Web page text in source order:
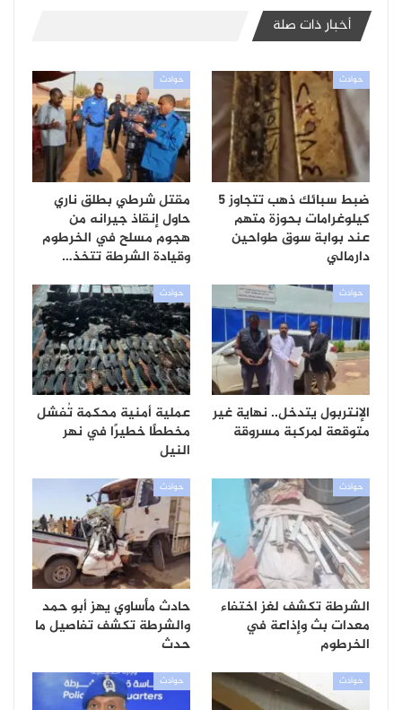
أخبار ذات صلة
حوادث
ضبط سبائك ذهب تتجاوز 5
كيلوغرامات بحوزة متهم
عند بوابة سوق طواحين
دارمالي
حوادث
مقتل شرطي بطلق ناري
حاول إنقاذ جيرانه من
هجوم مسلح في الخرطوم
وقيادة الشرطة تتخذ…
حوادث
الإنتربول يتدخل.. نهاية غير
متوقعة لمركبة مسروقة
حوادث
عملية أمنية محكمة تُفشل
مخططًا خطيرًا في نهر
النيل
حوادث
الشرطة تكشف لغز اختفاء
معدات بث وإذاعة في
الخرطوم
حوادث
حادث مأساوي يهز أبو حمد
والشرطة تكشف تفاصيل ما
حدث
حوادث حوادث